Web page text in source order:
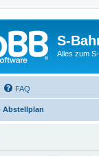
S-
Alles zum
FAQ
Abstellplan